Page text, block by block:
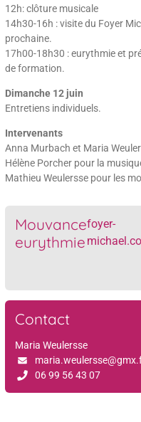
Mouvance
eurythmie
foyer-
Contact
Maria Weulersse
06 99 56 43 07
12h: clôture musicale
14h30-16h : visite du Foyer
prochaine.
17h00-18h30 : eurythmie et
de formation.
Dimanche 12 juin
Entretiens individuels.
Intervenants
Anna Murbach et Maria
Hélène Porcher pour la
Mathieu Weulersse pour les